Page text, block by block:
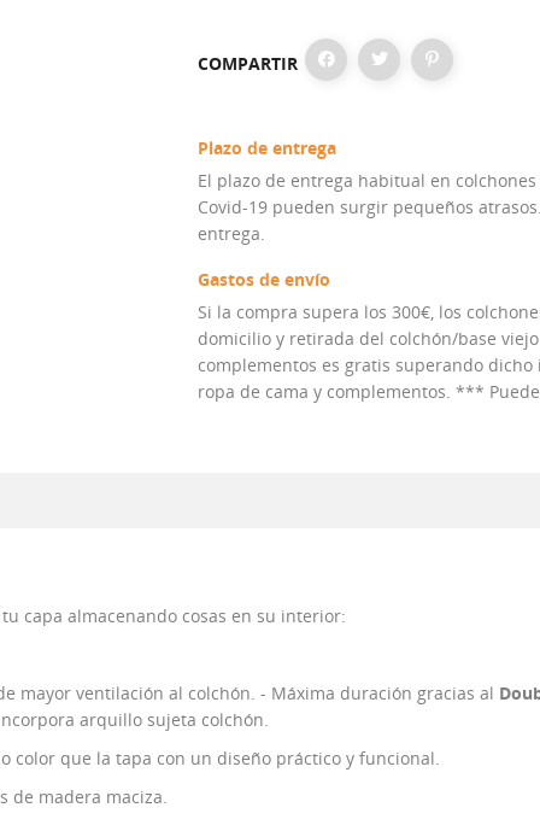
COMPARTIR
Plazo de entrega
El plazo de entrega habitual en
Covid-19 pueden surgir pequeños
entrega.
Gastos de envío
Si la compra supera los 300€, los
domicilio y retirada del colchón/base
complementos es gratis superando dicho
ropa de cama y complementos. ***
capa almacenando cosas en su interior:
mayor ventilación al colchón. - Máxima duración gracias al
arquillo sujeta colchón.
color que la tapa con un diseño práctico y funcional.
de madera maciza.